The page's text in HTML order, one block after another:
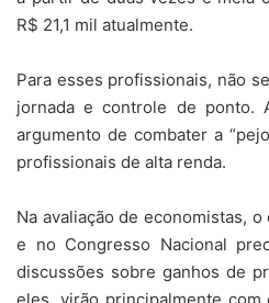
R$ 21,1 mil atualmente.
Para esses profissionais, não
jornada e controle de ponto.
argumento de combater a
profissionais de alta renda.
Na avaliação de economistas,
e no Congresso Nacional
discussões sobre ganhos de